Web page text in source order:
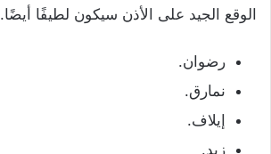
الوقع الجيد على الأذن سيكون لطيفًا أيضًا.
رضوان.
نمارق.
إيلاف.
زيد.